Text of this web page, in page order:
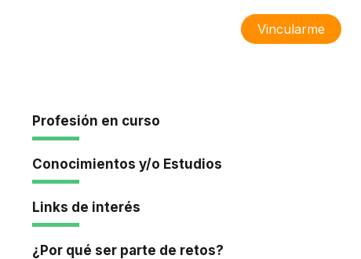
Vincularme
Profesión en curso
Conocimientos y/o Estudios
Links de interés
¿Por qué ser parte de retos?